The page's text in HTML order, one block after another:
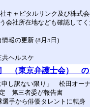
キャピタルリンク及び株式
会社所在地なども確認してく
報の更新 (8月5日)
ヘルスケ
（東京弁護士会） の
し訳ない限り」 松田オーナ
第三者委が報告書
選手から俳優タレントに転身